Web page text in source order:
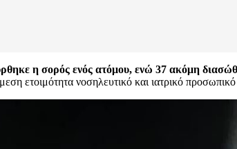
η σορός ενός ατόμου, ενώ 37 ακόμη
ετοιμότητα νοσηλευτικό και ιατρικό